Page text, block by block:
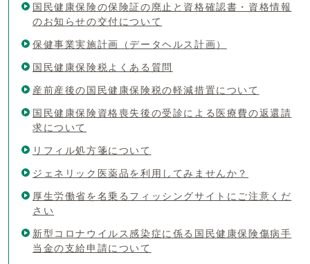
国民健康保険の保険証の廃止と資格確認書・資格情報
のお知らせの交付について
保健事業実施計画（データヘルス計画）
国民健康保険税よくある質問
産前産後の国民健康保険税の軽減措置について
国民健康保険資格喪失後の受診による医療費の返還請
求について
リフィル処方箋について
ジェネリック医薬品を利用してみませんか？
厚生労働省を名乗るフィッシングサイトにご注意くだ
さい
新型コロナウイルス感染症に係る国民健康保険傷病手
当金の支給申請について